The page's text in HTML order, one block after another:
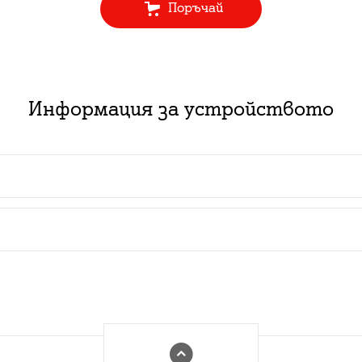
Поръчай
Информация за устройството
на нов абонамент за съответния тарифен план
със срок от 2 или 3 години в комбинация с